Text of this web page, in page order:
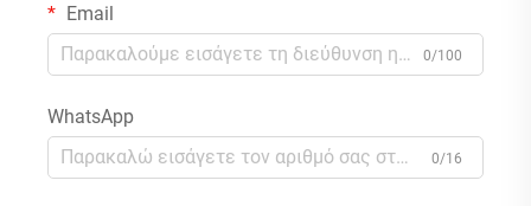
Email
0/100
WhatsApp
0/16